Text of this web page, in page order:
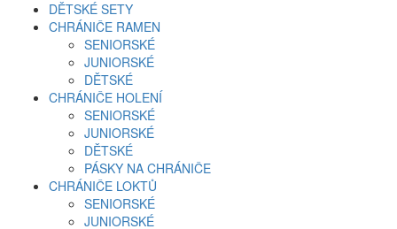
DĚTSKÉ SETY
CHRÁNIČE RAMEN
SENIORSKÉ
JUNIORSKÉ
DĚTSKÉ
CHRÁNIČE HOLENÍ
SENIORSKÉ
JUNIORSKÉ
DĚTSKÉ
PÁSKY NA CHRÁNIČE
CHRÁNIČE LOKTŮ
SENIORSKÉ
JUNIORSKÉ